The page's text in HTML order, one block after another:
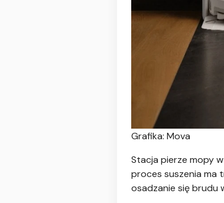
Grafika: Mova
Stacja pierze mopy
proces suszenia ma
osadzanie się brudu